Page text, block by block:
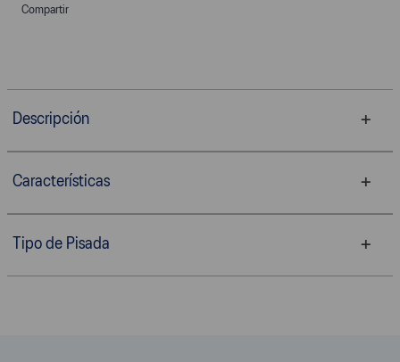
Compartir
Descripción
Características
Tipo de Pisada